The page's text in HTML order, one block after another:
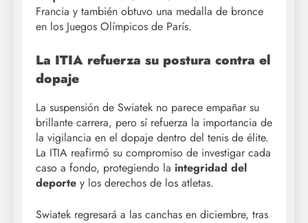
Francia y también obtuvo una medalla de bronce
en los Juegos Olímpicos de París.
La ITIA refuerza su postura contra el
dopaje
La suspensión de Swiatek no parece empañar su
brillante carrera, pero sí refuerza la importancia de
la vigilancia en el dopaje dentro del tenis de élite.
La ITIA reafirmó su compromiso de investigar cada
caso a fondo, protegiendo la integridad del
deporte y los derechos de los atletas.
Swiatek regresará a las canchas en diciembre, tras